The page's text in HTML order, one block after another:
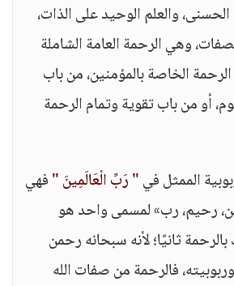
والعلم الوحيد على الذات،
وهي الرحمة العامة الشاملة
الرحمة الخاصة بالمؤمنين، من باب
أو من باب تقوية وتمام الرحمة
الممثل في" رَبِّ الْعَالَمِينَ "فهي
رحيم، رب» لمسمى واحد هو
ثانيًا؛ لأنه سبحانه رحمن
فالرحمة من صفات الله